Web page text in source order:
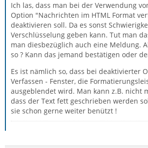
Ich las, dass man bei der Verwendung
Option "Nachrichten im HTML Format
deaktivieren soll. Da es sonst
Verschlüsselung geben kann. Tut man
man diesbezüglich auch eine Meldung.
so ? Kann das jemand bestätigen oder
Es ist nämlich so, dass bei deaktivierter
Verfassen - Fenster, die
ausgeblendet wird. Man kann z.B. nicht
dass der Text fett geschrieben werden
sie schon gerne weiter benützt !